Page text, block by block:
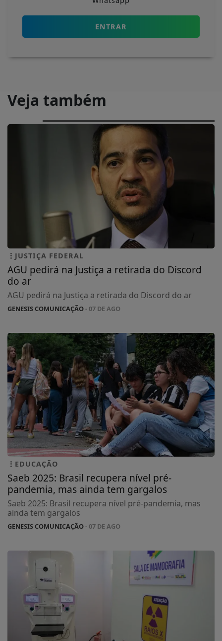
ENTRAR
Veja também
JUSTIÇA FEDERAL
AGU pedirá na Justiça a retirada do Discord
do ar
AGU pedirá na Justiça a retirada do Discord do ar
GENESIS COMUNICAÇÃO- 07 DE AGO
EDUCAÇÃO
Saeb 2025: Brasil recupera nível pré-
pandemia, mas ainda tem gargalos
Saeb 2025: Brasil recupera nível pré-pandemia, mas
ainda tem gargalos
GENESIS COMUNICAÇÃO- 07 DE AGO